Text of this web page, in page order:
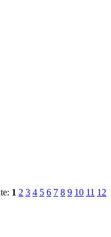
1 2 3 4 5 6 7 8 9 10 11 12